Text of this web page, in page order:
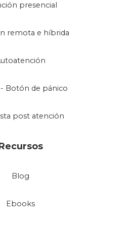
presencial
remota e híbrida
Botón de pánico
post atención
Blog
Ebooks